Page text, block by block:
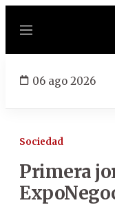
Menú
06 ago 2026
Sociedad
Primera